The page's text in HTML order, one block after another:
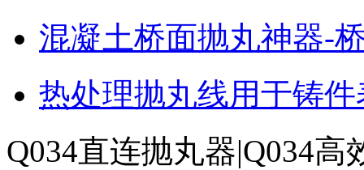
混凝土桥面抛丸神器-
热处理抛丸线用于铸
Q034直连抛丸器|Q034